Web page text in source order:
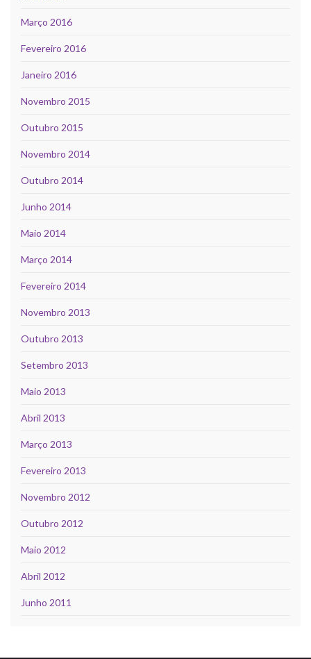
Março 2016
Fevereiro 2016
Janeiro 2016
Novembro 2015
Outubro 2015
Novembro 2014
Outubro 2014
Junho 2014
Maio 2014
Março 2014
Fevereiro 2014
Novembro 2013
Outubro 2013
Setembro 2013
Maio 2013
Abril 2013
Março 2013
Fevereiro 2013
Novembro 2012
Outubro 2012
Maio 2012
Abril 2012
Junho 2011